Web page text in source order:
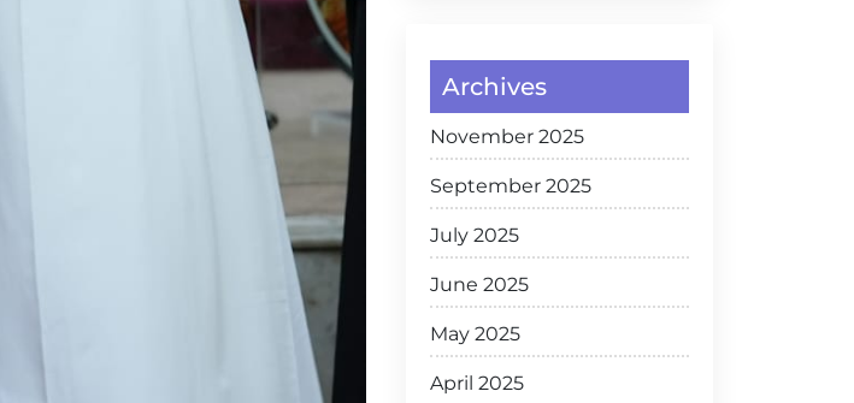
Archives
November 2025
September 2025
July 2025
June 2025
May 2025
April 2025